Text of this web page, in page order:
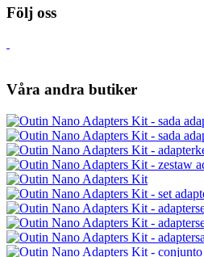
Följ oss
Våra andra butiker